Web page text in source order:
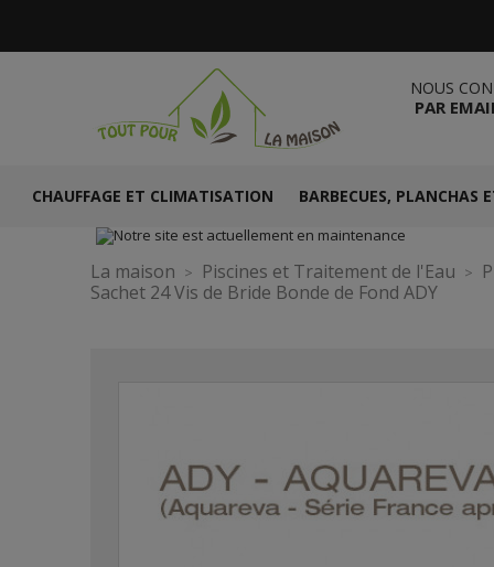
NOUS
PAR
CHAUFFAGE ET CLIMATISATION BARBECUES, PLANCHAS
La maison Piscines et Traitement de l'Eau
Sachet 24 Vis de Bride Bonde de Fond ADY